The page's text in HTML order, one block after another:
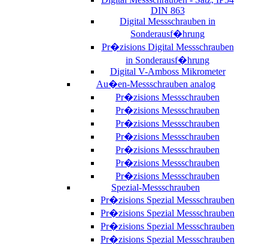
DIN 863
Digital Messschrauben in
Sonderausf�hrung
Pr�zisions Digital Messschrauben
in Sonderausf�hrung
Digital V-Amboss Mikrometer
Au�en-Messschrauben analog
Pr�zisions Messschrauben
Pr�zisions Messschrauben
Pr�zisions Messschrauben
Pr�zisions Messschrauben
Pr�zisions Messschrauben
Pr�zisions Messschrauben
Pr�zisions Messschrauben
Spezial-Messschrauben
Pr�zisions Spezial Messschrauben
Pr�zisions Spezial Messschrauben
Pr�zisions Spezial Messschrauben
Pr�zisions Spezial Messschrauben